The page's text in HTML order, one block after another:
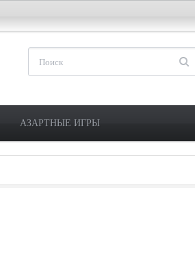
АЗАРТНЫЕ ИГРЫ